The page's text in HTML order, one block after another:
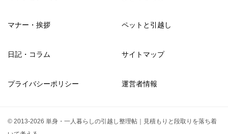
マナー・挨拶 ペットと引越し
日記・コラム サイトマップ
プライバシーポリシー 運営者情報
© 2013-2026 単身・一人暮らしの引越し整理帖｜見積もりと段取りを落ち着